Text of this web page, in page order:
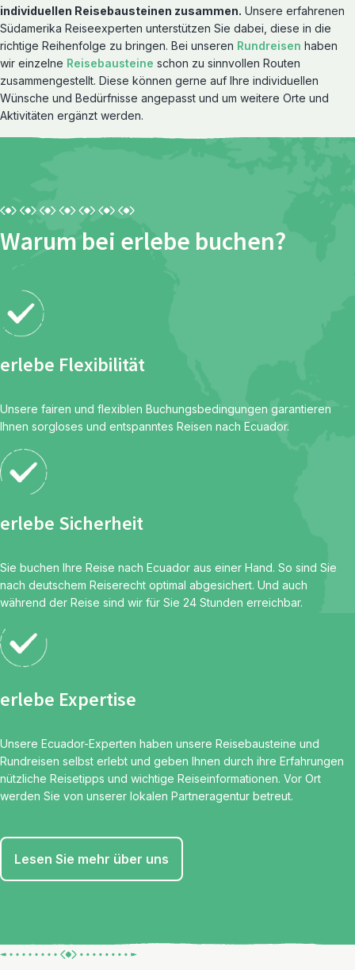
individuellen Reisebausteinen zusammen. Unsere erfahrenen
Südamerika Reiseexperten unterstützen Sie dabei, diese in die
richtige Reihenfolge zu bringen. Bei unseren Rundreisen haben
wir einzelne Reisebausteine schon zu sinnvollen Routen
zusammengestellt. Diese können gerne auf Ihre individuellen
Wünsche und Bedürfnisse angepasst und um weitere Orte und
Aktivitäten ergänzt werden.Rundreisen
Reiserouten entdecken
Warum bei erlebe buchen?
erlebe Flexibilität
Unsere fairen und flexiblen Buchungsbedingungen garantieren
Ihnen sorgloses und entspanntes Reisen nach Ecuador.
erlebe Sicherheit
Sie buchen Ihre Reise nach Ecuador aus einer Hand. So sind Sie
nach deutschem Reiserecht optimal abgesichert. Und auch
während der Reise sind wir für Sie 24 Stunden erreichbar.
erlebe Expertise
Unsere Ecuador-Experten haben unsere Reisebausteine und
Rundreisen selbst erlebt und geben Ihnen durch ihre Erfahrungen
nützliche Reisetipps und wichtige Reiseinformationen. Vor Ort
werden Sie von unserer lokalen Partneragentur betreut.
Lesen Sie mehr über uns